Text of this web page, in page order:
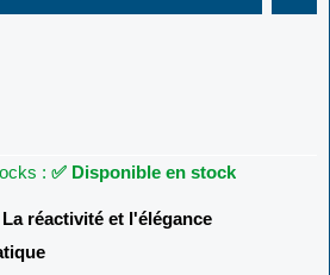
: ✅ Disponible en stock
réactivité et l'élégance